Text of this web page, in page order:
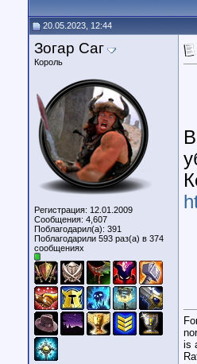
20.05.2023, 12:44
Зогар Саг
Король
Регистрация: 12.01.2009
Сообщения: 4,607
Поблагодарил(а): 391
Поблагодарили 593 раз(а) в 374
сообщениях
is